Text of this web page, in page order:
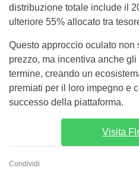
distribuzione totale include il
ulteriore 55% allocato tra
Questo approccio oculato non
prezzo, ma incentiva anche
termine, creando un
premiati per il loro impegno e
successo della piattaforma.
Visita
Condividi